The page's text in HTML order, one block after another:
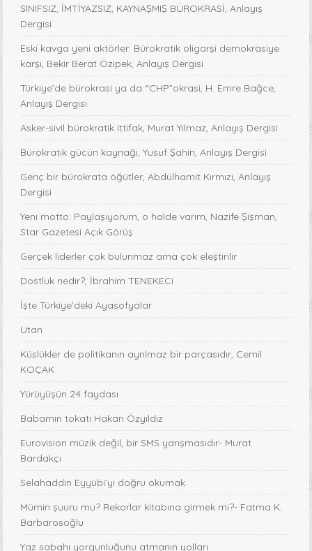
SINIFSIZ, İMTİYAZSIZ, KAYNAŞMIŞ BÜROKRASİ, Anlayış
Dergisi
Eski kavga yeni aktörler: Bürokratik oligarşi demokrasiye
karşı, Bekir Berat Özipek, Anlayış Dergisi
Türkiye’de bürokrasi ya da “CHP”okrasi, H. Emre Bağce,
Anlayış Dergisi
Asker-sivil bürokratik ittifak, Murat Yılmaz, Anlayış Dergisi
Bürokratik gücün kaynağı, Yusuf Şahin, Anlayış Dergisi
Genç bir bürokrata öğütler, Abdülhamit Kırmızı, Anlayış
Dergisi
Yeni motto: Paylaşıyorum, o halde varım, Nazife Şişman,
Star Gazetesi Açık Görüş
Gerçek liderler çok bulunmaz ama çok eleştirilir
Dostluk nedir?, İbrahim TENEKECi
İşte Türkiye'deki Ayasofyalar
Utan
Küslükler de politikanın ayrılmaz bir parçasıdır, Cemil
KOÇAK
Yürüyüşün 24 faydası
Babamın tokatı Hakan Özyıldız
Eurovision müzik değil, bir SMS yarışmasıdır- Murat
Bardakçı
Selahaddin Eyyübi’yi doğru okumak
Mümin şuuru mu? Rekorlar kitabına girmek mi?- Fatma K.
Barbarosoğlu
Yaz sabahı yorgunluğunu atmanın yolları